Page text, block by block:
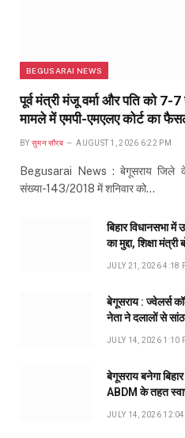
BEGUSARAI NEWS
पूर्व मंत्री मंजू वर्मा और पति को
मामले में एमपी-एमएलए कोर्ट का
BY सुमन सौरब AUGUST 1, 2026 6:22 PM
Begusarai News : बेगूसराय जिले के
संख्या-143/2018 में शनिवार को…
बिहार विधानसभा
का मुद्दा, शिक्षा
JULY 21, 2026 4:18
बेगूसराय : ज्वेलर्स
नेता ने दलालों से
JULY 14, 2026 1:10
बेगूसराय बनेगा
ABDM के तहत
JULY 14, 2026 12:04